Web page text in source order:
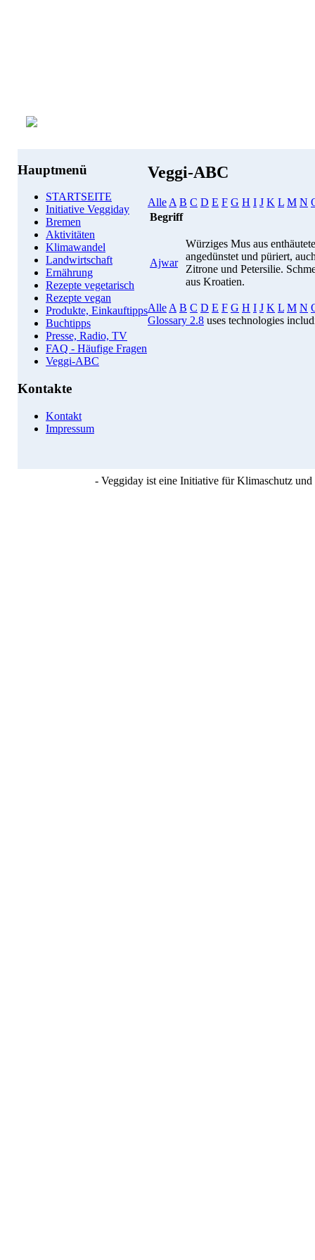
Hauptmenü
STARTSEITE
Initiative Veggiday
Bremen
Aktivitäten
Klimawandel
Landwirtschaft
Ernährung
Rezepte vegetarisch
Rezepte vegan
Produkte, Einkauftipps
Buchtipps
Presse, Radio, TV
FAQ - Häufige Fragen
Veggi-ABC
Kontakte
Kontakt
Impressum
Veggi-ABC
Alle A B C D E F G H I J K L M N
Begriff
Ajwar
Würziges Mus aus
angedünstet und püriert,
Zitrone und Petersilie.
aus Kroatien.
Alle A B C D E F G H I J K L M N
Glossary 2.8 uses technologies
- Veggiday ist eine Initiative für Klimaschutz